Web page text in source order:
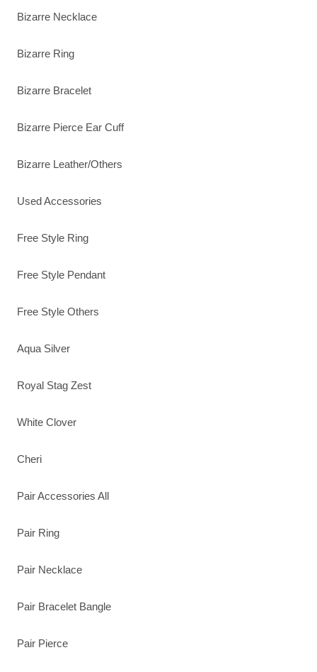
Bizarre Necklace
Bizarre Ring
Bizarre Bracelet
Bizarre Pierce Ear Cuff
Bizarre Leather/Others
Used Accessories
Free Style Ring
Free Style Pendant
Free Style Others
Aqua Silver
Royal Stag Zest
White Clover
Cheri
Pair Accessories All
Pair Ring
Pair Necklace
Pair Bracelet Bangle
Pair Pierce